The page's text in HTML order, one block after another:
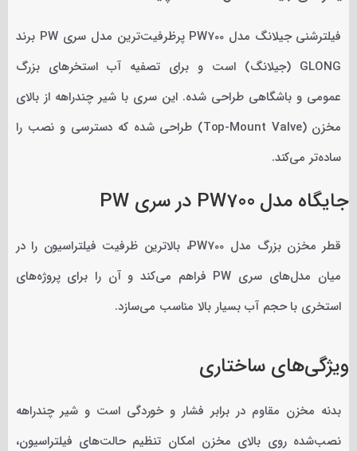
فیلترشنی جیلانگ مدل PW700 پرظرفیت‌ترین مدل سری PW برند
GLONG (جیلانگ) است و برای تصفیه آب استخرهای بزرگ
عمومی و باشگاهی طراحی شده. این سری با شیر چندراهه از بالای
مخزن (Top-Mount Valve) طراحی شده که دسترسی و نصب را
ساده‌تر می‌کند.
جایگاه مدل PW700 در سری PW
قطر مخزن بزرگ مدل PW700، بالاترین ظرفیت فیلتراسیون را در
میان مدل‌های سری PW فراهم می‌کند و آن را برای پروژه‌های
استخری با حجم آب بسیار بالا مناسب می‌سازد.
ویژگی‌های ساختاری
بدنه مخزن مقاوم در برابر فشار و خوردگی است و شیر چندراهه
نصب‌شده روی بالای مخزن امکان تنظیم حالت‌های فیلتراسیون،